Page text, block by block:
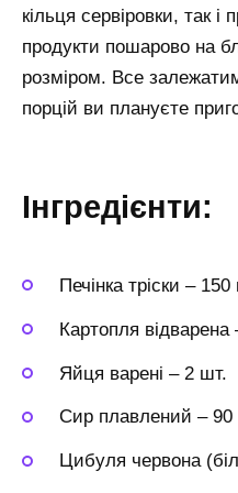
кільця сервіровки, так
продукти пошарово на
розміром. Все
порцій ви плануєте
Інгредієнти:
Печінка тріски – 150
Картопля відварена
Яйця варені – 2 шт.
Сир плавлений – 90
Цибуля червона